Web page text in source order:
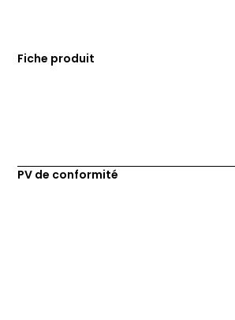
Fiche produit
PV de conformité